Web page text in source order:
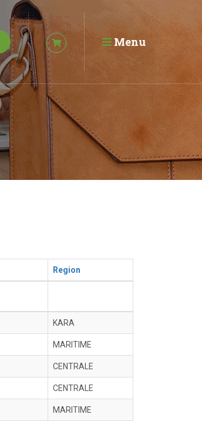
Menu
Region
KARA
MARITIME
CENTRALE
CENTRALE
MARITIME